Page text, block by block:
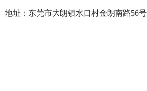
地址：东莞市大朗镇水口村金朗南路56号